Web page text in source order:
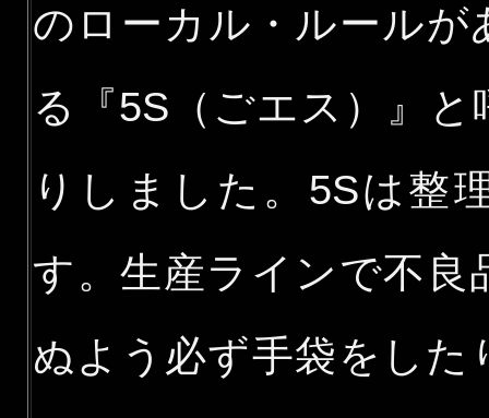
のローカル・ルールが
る『5S（ごエス）』
りしました。5Sは整
す。生産ラインで不良
ぬよう必ず手袋をし